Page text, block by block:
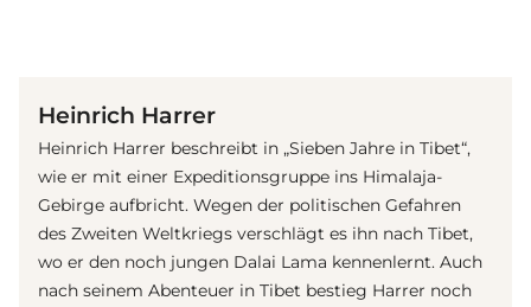
Heinrich Harrer
Heinrich Harrer beschreibt in „Sieben Jahre in Tibet“,
wie er mit einer Expeditionsgruppe ins Himalaja-
Gebirge aufbricht. Wegen der politischen Gefahren
des Zweiten Weltkriegs verschlägt es ihn nach Tibet,
wo er den noch jungen Dalai Lama kennenlernt. Auch
nach seinem Abenteuer in Tibet bestieg Harrer noch